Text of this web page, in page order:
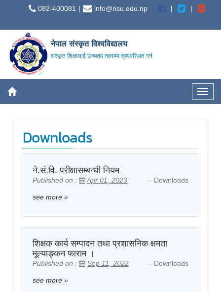
082-400081 info@nsu.edu.np
नेपाल संस्कृत विश्वविद्यालय
संस्कृत शिक्षालाई उच्चतम तहसम्म सुव्यवस्थित गर्न
Downloads
ने.सं.वि. परीक्षासम्बन्धी नियम
Published on : Apr 01, 2023 -- Downloads
see more »
शिक्षक कार्य सम्पादन तथा प्रशासनिक क्षमता
मूल्याङ्कन फाराम ।
Published on : Sep 11, 2022 -- Downloads
see more »